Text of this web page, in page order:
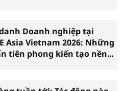
Doanh nghiệp tại
Asia Vietnam 2026: Những
tiên phong kiến tạo nền